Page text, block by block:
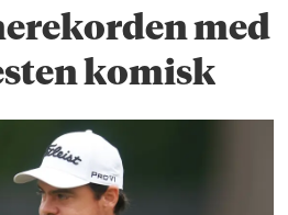
med
komisk